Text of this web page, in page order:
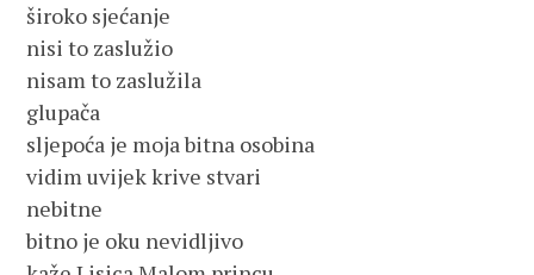
široko sjećanje
nisi to zaslužio
nisam to zaslužila
glupača
sljepoća je moja bitna osobina
vidim uvijek krive stvari
nebitne
bitno je oku nevidljivo